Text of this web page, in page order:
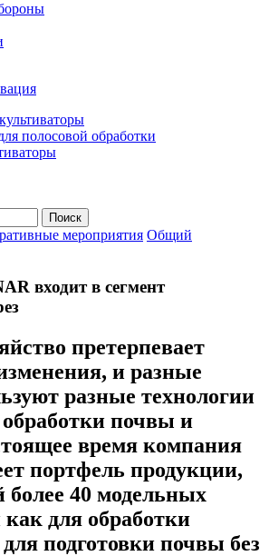
полосовой обработки
мероприятия Общий
входит в сегмент
претерпевает
и разные
разные технологии
почвы и
время компания
портфель продукции,
40 модельных
для обработки
подготовки почвы без